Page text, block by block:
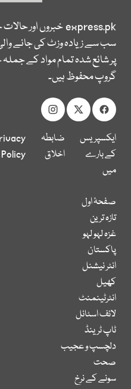
express.pkخبروں اور
سب سے زیادہ وزٹ کی جانے
پر شائع شدہ تمام مواد کے
گروپ محفوظ ہیں۔
ایکسپریس
کے بارے
میں
ضابطہ
اخلاق
Policy
صفحۂ اول
تازہ ترین
غزہ لہو لہو
پاکستان
انٹر نیشنل
کھیل
انٹرٹینمنٹ
لائف اسٹائل
ٹاپ ٹرینڈ
دلچسپ و عجیب
صحت
سونے کے نرخ